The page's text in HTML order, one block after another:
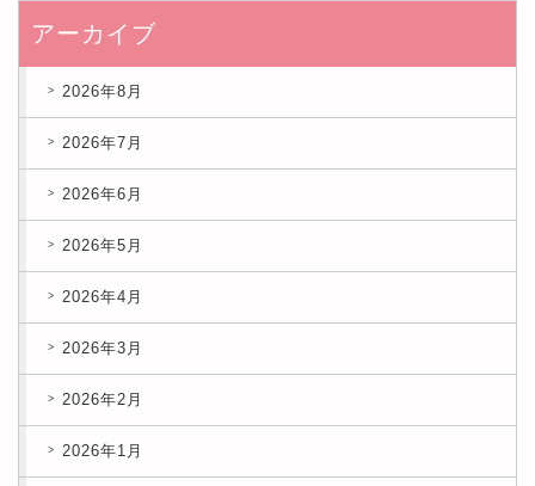
アーカイブ
2026年8月
2026年7月
2026年6月
2026年5月
2026年4月
2026年3月
2026年2月
2026年1月